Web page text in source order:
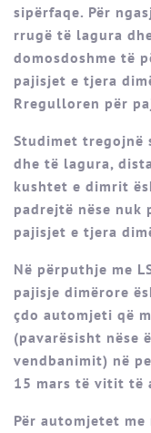
sipërfaqe. Për
rrugë të lagura
domosdoshme të
pajisjet e tjera
Rregulloren për
Studimet tregojnë
dhe të lagura,
kushtet e dimrit
padrejtë nëse nuk
pajisjet e tjera
Në përputhje me
pajisje dimërore
çdo automjeti që
(pavarësisht nëse
vendbanimit) në
15 mars të vitit të
Për automjetet